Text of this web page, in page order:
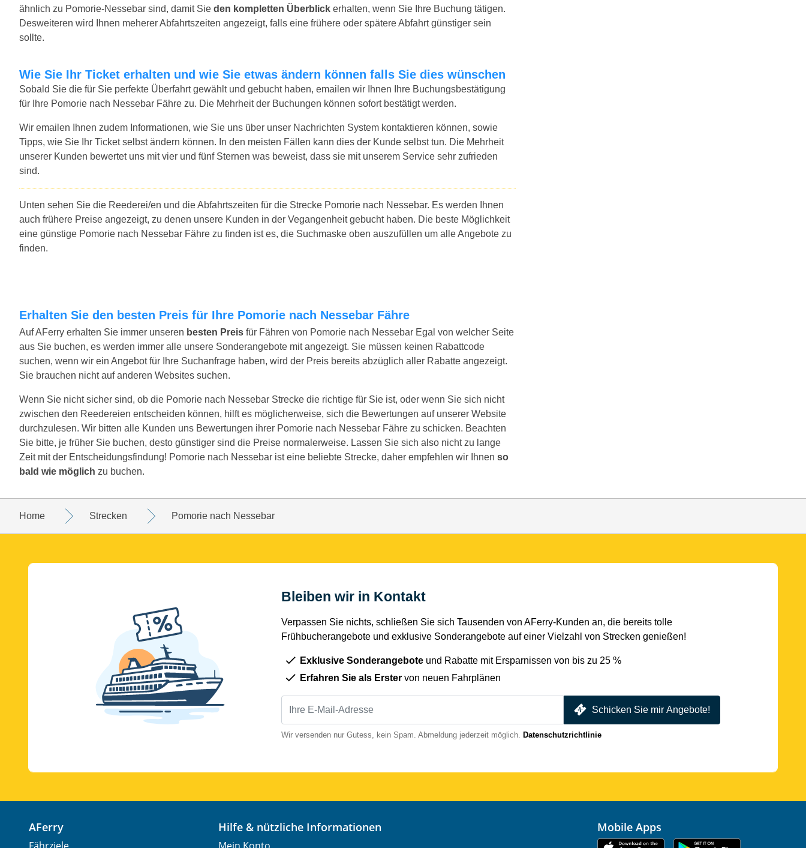
ähnlich zu Pomorie-Nessebar sind, damit Sie den kompletten Überblick erhalten, wenn Sie Ihre Buchung tätigen.
Desweiteren wird Ihnen meherer Abfahrtszeiten angezeigt, falls eine frühere oder spätere Abfahrt günstiger sein
sollte.
Wie Sie Ihr Ticket erhalten und wie Sie etwas ändern können falls Sie dies wünschen
Sobald Sie die für Sie perfekte Überfahrt gewählt und gebucht haben, emailen wir Ihnen Ihre Buchungsbestätigung
für Ihre Pomorie nach Nessebar Fähre zu. Die Mehrheit der Buchungen können sofort bestätigt werden.
Wir emailen Ihnen zudem Informationen, wie Sie uns über unser Nachrichten System kontaktieren können, sowie
Tipps, wie Sie Ihr Ticket selbst ändern können. In den meisten Fällen kann dies der Kunde selbst tun. Die Mehrheit
unserer Kunden bewertet uns mit vier und fünf Sternen was beweist, dass sie mit unserem Service sehr zufrieden
sind.
Unten sehen Sie die Reederei/en und die Abfahrtszeiten für die Strecke Pomorie nach Nessebar. Es werden Ihnen
auch frühere Preise angezeigt, zu denen unsere Kunden in der Vegangenheit gebucht haben. Die beste Möglichkeit
eine günstige Pomorie nach Nessebar Fähre zu finden ist es, die Suchmaske oben auszufüllen um alle Angebote zu
finden.
Erhalten Sie den besten Preis für Ihre Pomorie nach Nessebar Fähre
Auf AFerry erhalten Sie immer unseren besten Preis für Fähren von Pomorie nach Nessebar Egal von welcher Seite
aus Sie buchen, es werden immer alle unsere Sonderangebote mit angezeigt. Sie müssen keinen Rabattcode
suchen, wenn wir ein Angebot für Ihre Suchanfrage haben, wird der Preis bereits abzüglich aller Rabatte angezeigt.
Sie brauchen nicht auf anderen Websites suchen.
Wenn Sie nicht sicher sind, ob die Pomorie nach Nessebar Strecke die richtige für Sie ist, oder wenn Sie sich nicht
zwischen den Reedereien entscheiden können, hilft es möglicherweise, sich die Bewertungen auf unserer Website
durchzulesen. Wir bitten alle Kunden uns Bewertungen ihrer Pomorie nach Nessebar Fähre zu schicken. Beachten
Sie bitte, je früher Sie buchen, desto günstiger sind die Preise normalerweise. Lassen Sie sich also nicht zu lange
Zeit mit der Entscheidungsfindung! Pomorie nach Nessebar ist eine beliebte Strecke, daher empfehlen wir Ihnen so
bald wie möglich zu buchen.
Home Strecken Pomorie nach Nessebar
Bleiben wir in Kontakt
Verpassen Sie nichts, schließen Sie sich Tausenden von AFerry-Kunden an, die bereits tolle
Frühbucherangebote und exklusive Sonderangebote auf einer Vielzahl von Strecken genießen!
Exklusive Sonderangebote und Rabatte mit Ersparnissen von bis zu 25 %
Erfahren Sie als Erster von neuen Fahrplänen
Schicken Sie mir Angebote!
Wir versenden nur Gutess, kein Spam. Abmeldung jederzeit möglich. Datenschutzrichtlinie
AFerry Hilfe & nützliche Informationen Mobile Apps